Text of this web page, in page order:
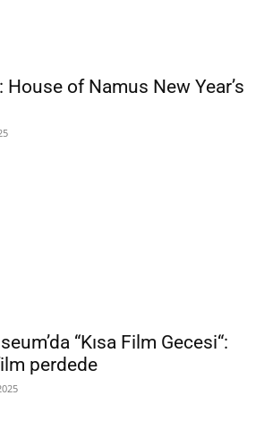
of Namus New Year’s
“Kısa Film Gecesi“:
perdede